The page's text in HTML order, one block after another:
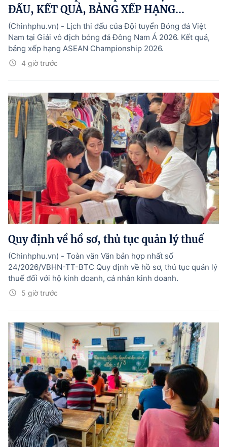
ĐẤU, KẾT QUẢ, BẢNG XẾP HẠNG...
4 giờ trước
(Chinhphu.vn) - Lịch thi đấu của Đội tuyển Bóng đá Việt
Nam tại Giải vô địch bóng đá Đông Nam Á 2026. Kết quả,
bảng xếp hạng ASEAN Championship 2026.
Quy định về hồ sơ, thủ tục quản lý thuế
5 giờ trước
(Chinhphu.vn) - Toàn văn Văn bản hợp nhất số
24/2026/VBHN-TT-BTC Quy định về hồ sơ, thủ tục quản lý
thuế đối với hộ kinh doanh, cá nhân kinh doanh.